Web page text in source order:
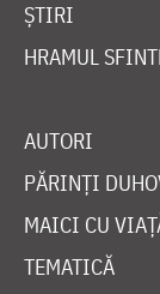
ȘTIRI
HRAMUL
AUTORI
PĂRINȚI
MAICI CU
TEMATICĂ